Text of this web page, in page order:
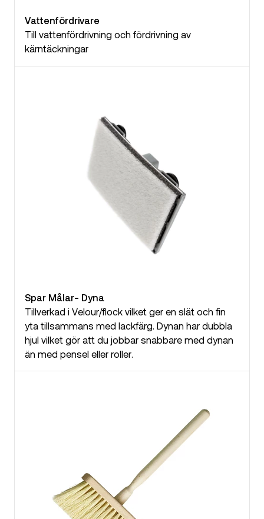
Vattenfördrivare
Till vattenfördrivning och fördrivning av
kärntäckningar
Spar Målar- Dyna
Tillverkad i Velour/flock vilket ger en slät och fin
yta tillsammans med lackfärg. Dynan har dubbla
hjul vilket gör att du jobbar snabbare med dynan
än med pensel eller roller.